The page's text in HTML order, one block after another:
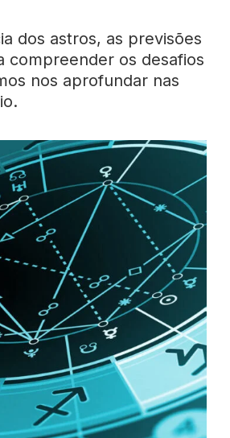
dos astros, as previsões
compreender os desafios
nos aprofundar nas